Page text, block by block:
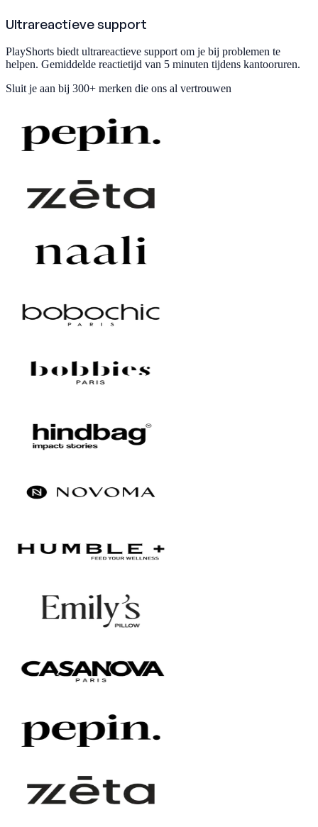
Ultrareactieve support
PlayShorts biedt ultrareactieve support om je bij problemen te
helpen. Gemiddelde reactietijd van 5 minuten tijdens kantooruren.
Sluit je aan bij 300+ merken die ons al vertrouwen